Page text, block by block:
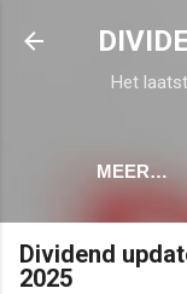
Het
MEER…
Dividend
2025